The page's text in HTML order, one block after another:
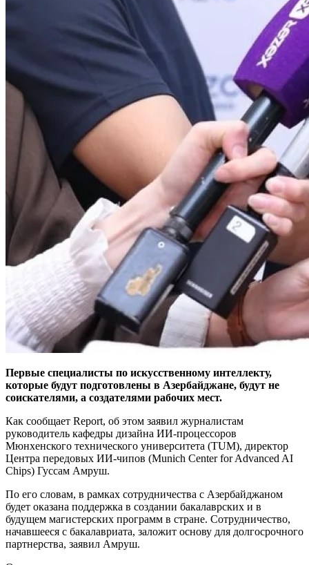
Первые специалисты по искусственному интеллекту,
которые будут подготовлены в Азербайджане, будут не
соискателями, а создателями рабочих мест.
Как сообщает Report, об этом заявил журналистам
руководитель кафедры дизайна ИИ-процессоров
Мюнхенского технического университета (TUM), директор
Центра передовых ИИ-чипов (Munich Center for Advanced AI
Chips) Гуссам Амруш.
По его словам, в рамках сотрудничества с Азербайджаном
будет оказана поддержка в создании бакалаврских и в
будущем магистерских программ в стране. Сотрудничество,
начавшееся с бакалавриата, заложит основу для долгосрочного
партнерства, заявил Амруш.